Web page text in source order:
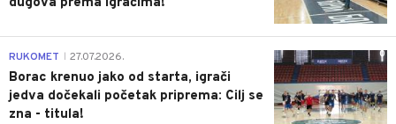
dugova prema igračima!
0
RUKOMET 27.07.2026.
Borac krenuo jako od starta, igrači
jedva dočekali početak priprema: Cilj se
zna - titula!